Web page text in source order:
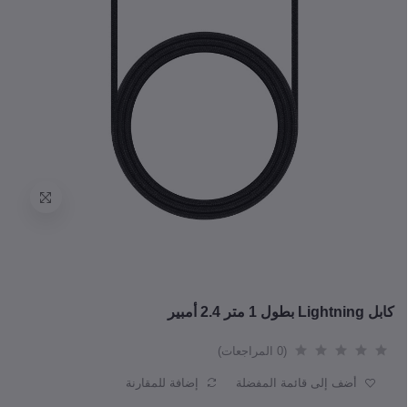
كابل Lightning بطول 1 متر 2.4 أمبير
(0 المراجعات)
أضف إلى قائمة المفضلة إضافة للمقارنة